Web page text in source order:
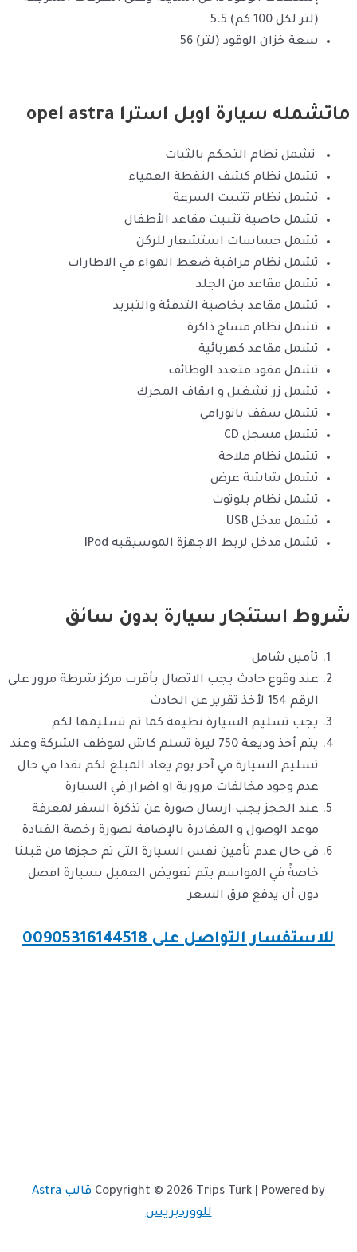
(لتر لكل 100 كم) 5.5
سعة خزان الوقود (لتر) 56
ماتشمله سيارة اوبل استرا opel astra
تشمل نظام التحكم بالثبات
تشمل نظام كشف النقطة العمياء
تشمل نظام تثبيت السرعة
تشمل خاصية تثبيت مقاعد الأطفال
تشمل حساسات استشعار للركن
تشمل نظام مراقبة ضغط الهواء في الاطارات
تشمل مقاعد من الجلد
تشمل مقاعد بخاصية التدفئة والتبريد
تشمل نظام مساج ذاكرة
تشمل مقاعد كهربائية
تشمل مقود متعدد الوظائف
تشمل زر تشغيل و ايقاف المحرك
تشمل سقف بانورامي
تشمل مسجل CD
تشمل نظام ملاحة
تشمل شاشة عرض
تشمل نظام بلوتوث
تشمل مدخل USB
تشمل مدخل لربط الاجهزة الموسيقيه IPod
شروط استئجار سيارة بدون سائق
تأمين شامل
عند وقوع حادث يجب الاتصال بأقرب مركز شرطة مرور على
الرقم 154 لأخذ تقرير عن الحادث
يجب تسليم السيارة نظيفة كما تم تسليمها لكم
يتم أخذ وديعة 750 ليرة تسلم كاش لموظف الشركة وعند
تسليم السيارة في آخر يوم يعاد المبلغ لكم نقدا في حال
عدم وجود مخالفات مرورية او اضرار في السيارة
عند الحجز يجب ارسال صورة عن تذكرة السفر لمعرفة
موعد الوصول و المغادرة بالإضافة لصورة رخصة القيادة
في حال عدم تأمين نفس السيارة التي تم حجزها من قبلنا
خاصةً في المواسم يتم تعويض العميل بسيارة افضل
دون أن يدفع فرق السعر
للاستفسار التواصل على 00905316144518
Copyright © 2026 Trips Turk | Powered by
قالب Astra
للووردبريس